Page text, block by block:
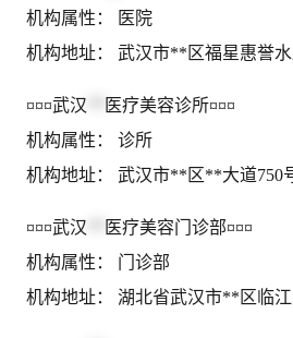
机构属性： 医院
机构地址： 武汉市**区福星惠誉
¤¤¤武汉
医疗美容诊所¤¤¤
机构属性： 诊所
机构地址： 武汉市**区**大道750
¤¤¤武汉
医疗美容门诊部¤¤¤
机构属性： 门诊部
机构地址： 湖北省武汉市**区临江